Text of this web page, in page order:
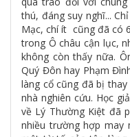
thú, đáng suy nghĩ...
Mạc, chí ít cũng đã có
trong Ô châu cận lục,
không còn thấy nữa.
Quý Đôn hay Phạm
làng cổ cũng đã bị
nhà nghiên cứu. Học
về Lý Thường Kiệt đã
nhiều trường hợp may